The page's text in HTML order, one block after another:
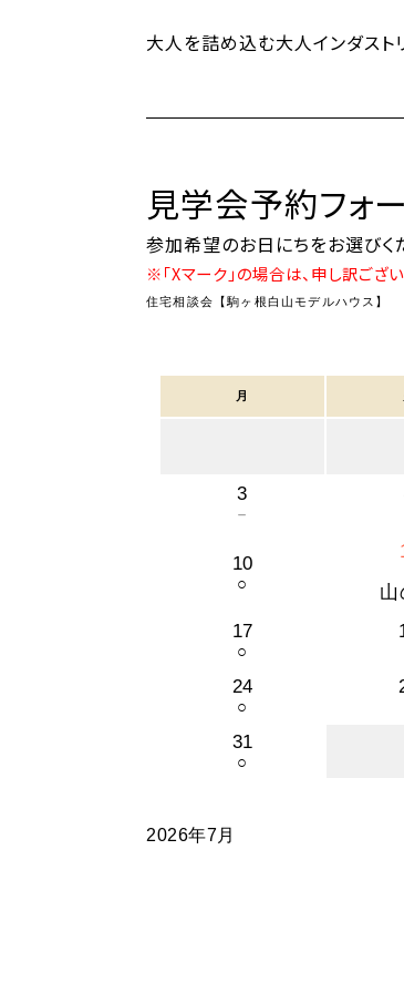
大人を詰め込む大人インダス
見学会予約フォ
参加希望のお日にちをお選びく
※「Xマーク」の場合は、申し訳ござ
住宅相談会【駒ヶ根白山モデルハウス】
月
3
－
10
○ 山
17
○
24
○
31
○
2026年7月